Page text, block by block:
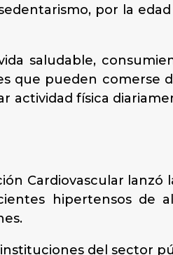
por la
saludable,
que pueden comerse
física
Cardiovascular lanzó
hipertensos de
del sector